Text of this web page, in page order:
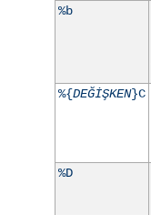
%b
%{DEĞİŞKEN}C
%D